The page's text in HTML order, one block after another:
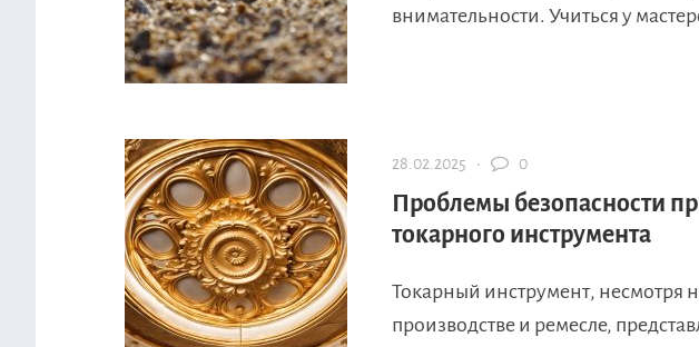
внимательности. Учиться у
28.02.2025 · 0
Проблемы безопасности
токарного инструмента
Токарный инструмент, несмотря
производстве и ремесле,